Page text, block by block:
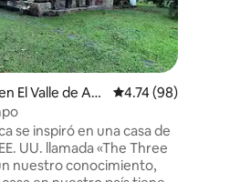
5, 138 reseñas
El Valle de Ant
Calificación
4.74 (98)
se inspiró en una casa de
UU. llamada «The Three
nuestro conocimiento,